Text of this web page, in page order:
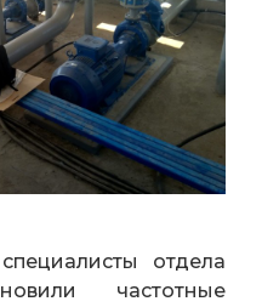
отдела
частотные